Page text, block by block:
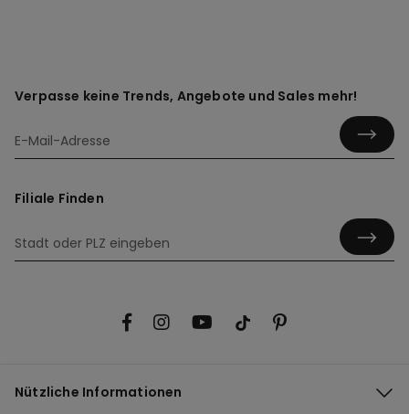
Verpasse keine Trends, Angebote und Sales mehr!
Filiale Finden
Nützliche Informationen